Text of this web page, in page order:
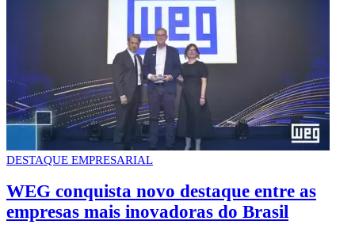
DESTAQUE EMPRESARIAL
WEG conquista novo destaque entre as
empresas mais inovadoras do Brasil